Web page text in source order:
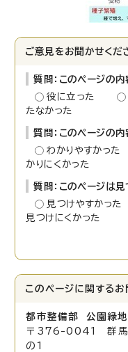
ご意見をお聞かせくだ
質問：このページの
役に立った
たなかった
質問：このページの
わかりやすかった
かりにくかった
質問：このページは
見つけやすかった
見つけにくかった
このページに関する お
都市整備部 公園緑
〒376-0041 群馬
の1